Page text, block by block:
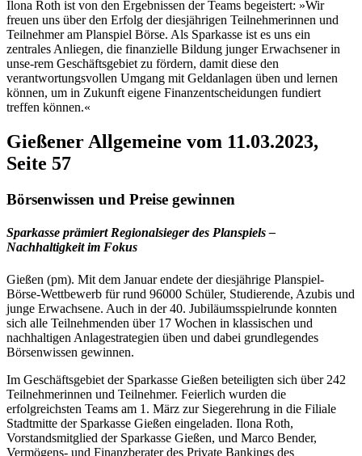
Ilona Roth ist von den Ergebnissen der Teams begeistert: »Wir
freuen uns über den Erfolg der diesjährigen Teilnehmerinnen und
Teilnehmer am Planspiel Börse. Als Sparkasse ist es uns ein
zentrales Anliegen, die finanzielle Bildung junger Erwachsener in
unse-rem Geschäftsgebiet zu fördern, damit diese den
verantwortungsvollen Umgang mit Geldanlagen üben und lernen
können, um in Zukunft eigene Finanzentscheidungen fundiert
treffen können.«
Gießener Allgemeine vom 11.03.2023,
Seite 57
Börsenwissen und Preise gewinnen
Sparkasse prämiert Regionalsieger des Planspiels –
Nachhaltigkeit im Fokus
Gießen (pm). Mit dem Januar endete der diesjährige Planspiel-
Börse-Wettbewerb für rund 96000 Schüler, Studierende, Azubis und
junge Erwachsene. Auch in der 40. Jubiläumsspielrunde konnten
sich alle Teilnehmenden über 17 Wochen in klassischen und
nachhaltigen Anlagestrategien üben und dabei grundlegendes
Börsenwissen gewinnen.
Im Geschäftsgebiet der Sparkasse Gießen beteiligten sich über 242
Teilnehmerinnen und Teilnehmer. Feierlich wurden die
erfolgreichsten Teams am 1. März zur Siegerehrung in die Filiale
Stadtmitte der Sparkasse Gießen eingeladen. Ilona Roth,
Vorstandsmitglied der Sparkasse Gießen, und Marco Bender,
Vermögens- und Finanzberater des Private Bankings des